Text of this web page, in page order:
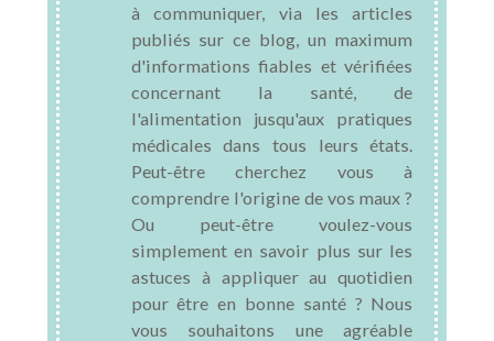
à communiquer, via les articles
publiés sur ce blog, un maximum
d'informations fiables et vérifiées
concernant la santé, de
l'alimentation jusqu'aux pratiques
médicales dans tous leurs états.
Peut-être cherchez vous à
comprendre l'origine de vos maux ?
Ou peut-être voulez-vous
simplement en savoir plus sur les
astuces à appliquer au quotidien
pour être en bonne santé ? Nous
vous souhaitons une agréable